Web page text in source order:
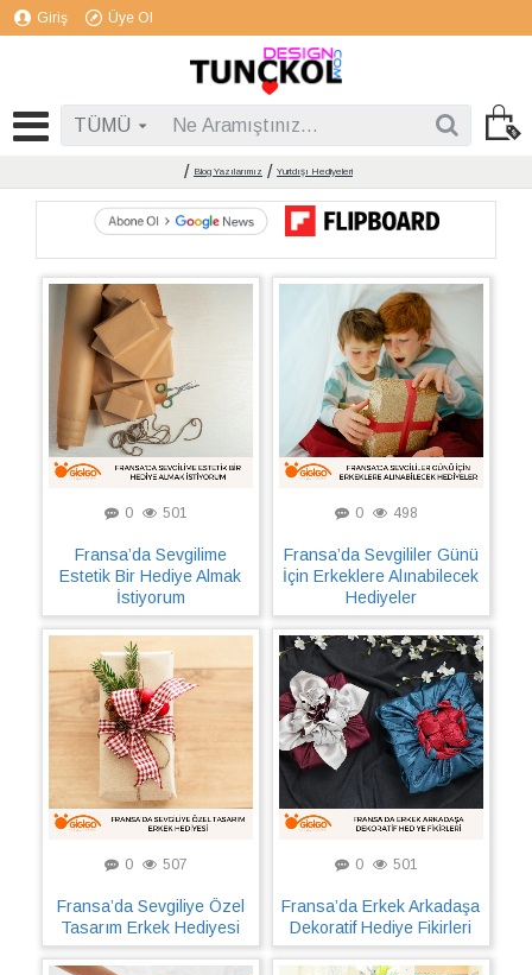
Giriş Üye Ol
TÜMÜ
Blog Yazılarımız Yurtdışı Hediyeleri
0 501
Fransa’da Sevgilime
Estetik Bir Hediye Almak
İstiyorum
0 498
Fransa’da Sevgililer Günü
İçin Erkeklere Alınabilecek
Hediyeler
0 507
Fransa’da Sevgiliye Özel
Tasarım Erkek Hediyesi
0 501
Fransa’da Erkek Arkadaşa
Dekoratif Hediye Fikirleri